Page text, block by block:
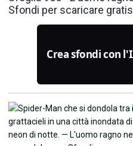
Sfondi per scaricare gratis
Crea sfondi con